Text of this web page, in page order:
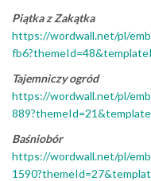
Piątka z Zakątka
https://wordwall.net/pl/
Tajemniczy ogród
https://wordwall.net/pl/
Baśniobór
https://wordwall.net/pl/